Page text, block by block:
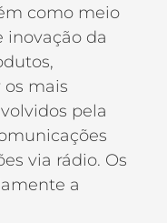
como meio
inovação da
mais
pela
via rádio. Os
a